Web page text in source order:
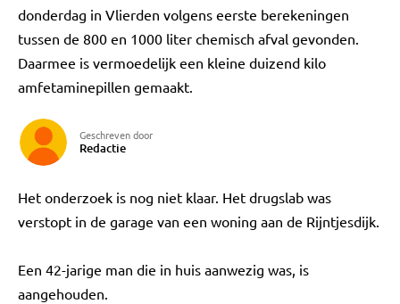
donderdag in Vlierden volgens eerste berekeningen
tussen de 800 en 1000 liter chemisch afval gevonden.
Daarmee is vermoedelijk een kleine duizend kilo
amfetaminepillen gemaakt.
Geschreven door
Redactie
Het onderzoek is nog niet klaar. Het drugslab was
verstopt in de garage van een woning aan de Rijntjesdijk.
Een 42-jarige man die in huis aanwezig was, is
aangehouden.